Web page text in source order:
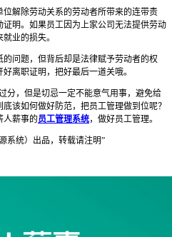
解除劳动关系的劳动者所带来的连带责
明。如果员工因为上家公司无法提供劳动
业的损失。
问题，但背后却是法律赋予劳动者的权
离职证明，把好最后一道关哦。
分，但是切忌一定不能意气用事，避免给
该如何做好防范，把员工管理做到位呢？
人薪事的员工管理系统，做好员工管理。
系统）出品，转载请注明”